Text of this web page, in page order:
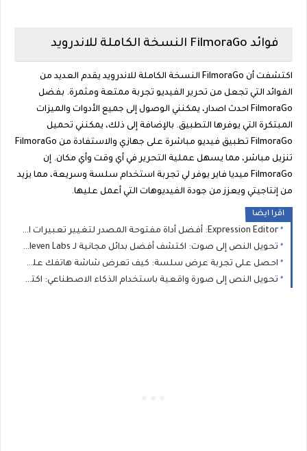
فوائد FilmoraGo النسخة الكاملة للاندرويد
اكتشفت أن FilmoraGo النسخة الكاملة للاندرويد يقدم العديد من
الفوائد التي تجعل من تحرير الفيديو تجربة ممتعة ومثمرة. بفضل
FilmoraGo احدث اصدار، يمكنني الوصول إلى جميع الأدوات والميزات
المبتكرة التي يوفرها التطبيق. بالإضافة إلى ذلك، يمكنني تحميل
FilmoraGo تطبيق فيديو مباشرة على جهازي والاستفادة من FilmoraGo
تنزيل مباشر، مما يسهل عملية التحرير في أي وقت وأي مكان. إن
FilmoraGo ميديا فاير يوفر لي تجربة استخدام سلسة وسريعة، مما يزيد
من إنتاجيتي ويعزز من جودة الفيديوهات التي أعمل عليها.
اقرا ايضا
Expression Editor: أفضل أداة مفتوحة المصدر لتغيير تعبيرات الوجه في الصور بدقة عالية
تحويل النص إلى صوت: اكتشف أفضل بدائل مجانية لـ Eleven Labs صوت بشري حقيقي OpenAI TTS وFilmora Go
احصل على تجربة عرض سلسة: كيف تعرض شاشة هاتفك على الكمبيوتر بنقرة واحدة وبسرعة مذهلة
تحويل النص إلى صورة واقعية باستخدام الذكاء الاصطناعي: اكتشف Flux Lora من Hugging Face